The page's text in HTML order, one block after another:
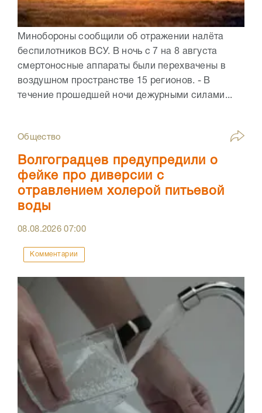
Минобороны сообщили об отражении налёта
беспилотников ВСУ. В ночь с 7 на 8 августа
смертоносные аппараты были перехвачены в
воздушном пространстве 15 регионов. - В
течение прошедшей ночи дежурными силами...
Общество
Волгоградцев предупредили о
фейке про диверсии с
отравлением холерой питьевой
воды
08.08.202607:00
Комментарии